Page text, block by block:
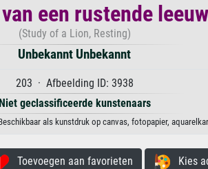
een rustende leeuw
(Study of a Lion, Resting)
Unbekannt Unbekannt
203 · Afbeelding ID: 3938
Niet geclassificeerde kunstenaars
als kunstdruk op canvas, fotopapier,
Toevoegen aan favorieten Kies